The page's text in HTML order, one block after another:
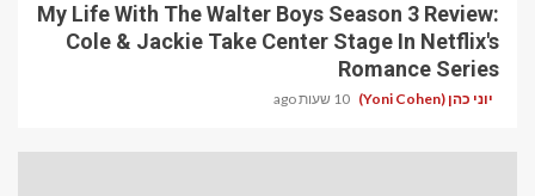
My Life With The Walter Boys Season 3 Review:
Cole & Jackie Take Center Stage In Netflix's
Romance Series
יוני כהן (Yoni Cohen) 10 שעות ago